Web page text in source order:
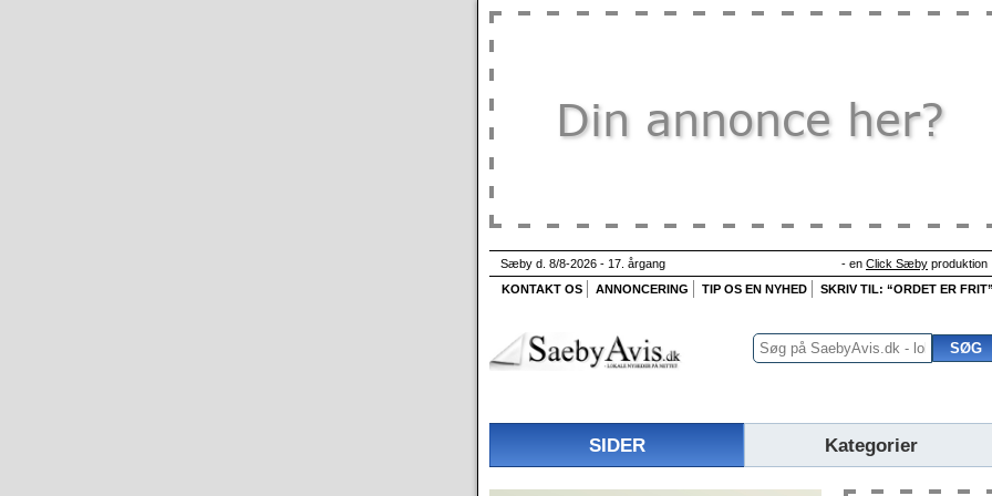
Sæby d. 8/8-2026 - 17. årgang - en Click Sæby produktion
KONTAKT OS
ANNONCERING TIP OS EN NYHED SKRIV TIL: “ORDET ER
SIDER Kategorier